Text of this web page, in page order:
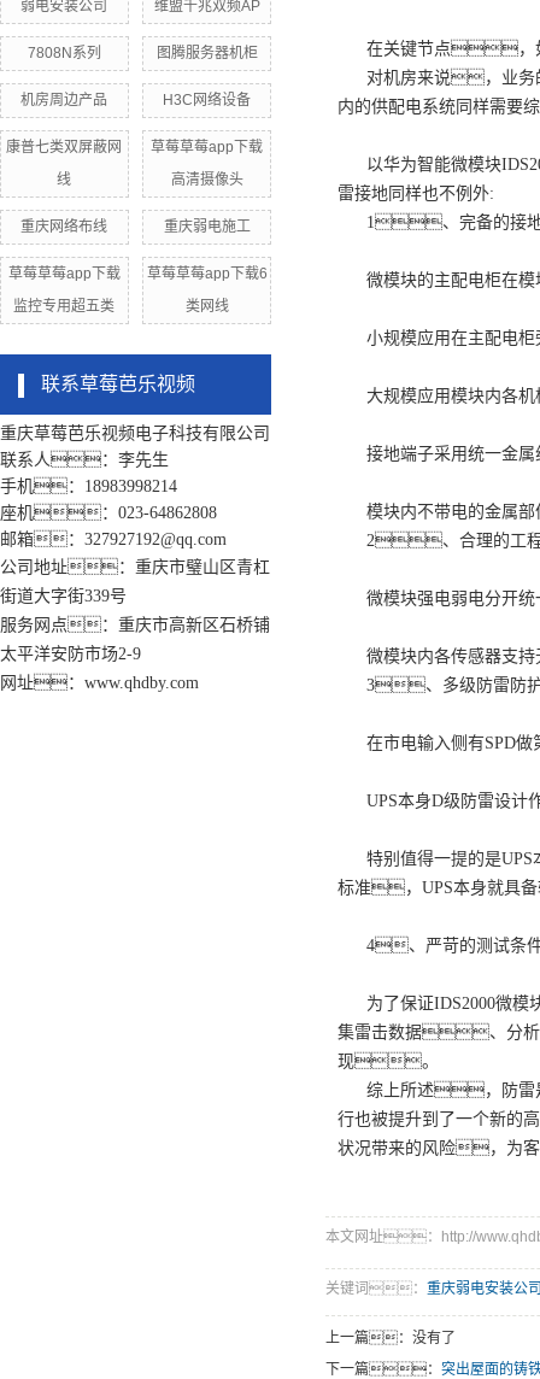
弱电安装公司 维盟千兆双频AP
7808N系列 图腾服务器机柜
机房周边产品 H3C网络设备
康普七类双屏蔽网
线
草莓草莓app下载
高清摄像头
重庆网络布线 重庆弱电施工
草莓草莓app下载
监控专用超五类
草莓草莓app下载6
类网线
联系草莓芭乐视频
重庆草莓芭乐视频电子科技有限公司
联系人：李先生
手机：18983998214
座机：023-64862808
邮箱：327927192@qq.com
公司地址：重庆市璧山区青杠
街道大字街339号
服务网点：重庆市高新区石桥铺
太平洋安防市场2-9
网址：www.qhdby.com
在关键节点，
对机房来说，业
内的供配电系统同样需
以华为智能微模块
雷接地同样也不例外:
1、完备的接地
微模块的主配电柜在
小规模应用在主配电
大规模应用模块内各
接地端子采用统一金
模块内不带电的金
2、合理的工
微模块强电弱电分开
微模块内各传感器支
3、多级防雷防
在市电输入侧有SPD
UPS本身D级防雷设
特别值得一提的是
标准，UPS本身就具
4、严苛的测试条
为了保证IDS2000微
集雷击数据、分析
现。
综上所述，防雷
行也被提升到了一个新的
状况带来的风险，为
本文网址：http://
关键词： 重庆弱电安装公
上一篇：没有了
下一篇： 突出屋面的铸